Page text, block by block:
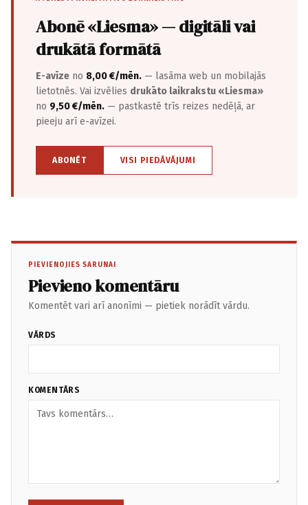
Abonē «Liesma» — digitāli vai
drukātā formātā
E-avīze no 8,00 €/mēn. — lasāma web un mobilajās
lietotnēs. Vai izvēlies drukāto laikrakstu «Liesma»
no 9,50 €/mēn. — pastkastē trīs reizes nedēļā, ar
pieeju arī e-avīzei.
ABONĒT VISI PIEDĀVĀJUMI
PIEVIENOJIES SARUNAI
Pievieno komentāru
Komentēt vari arī anonīmi — pietiek norādīt vārdu.
VĀRDS
KOMENTĀRS